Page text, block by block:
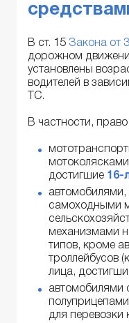
В ст. 15 Закона от
дорожном
установлены
водителей в
ТС.
В частности,
достигшие 16-
самоходными
механизмами
типов, кроме
троллейбусов
лица,
автомобилями
для перевозки